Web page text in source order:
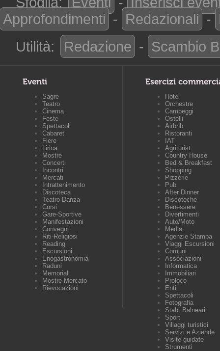
Approfondimenti - Redazionali -
Utilità:
Redazione - Scambio
Eventi
Sagre
Teatro
Cinema
Feste
Spettacoli
Cabaret
Fiere
Lirica
Mostre
Concerti
Incontri
Mercati
Intrattenimento
Discoteca
Teatro-Danza
Corsi
Gare-Sportive
Manifestazioni
Convegni
Riti-Religiosi
Reading
Escursioni
Enogastronomia
Raduni
Memoriali
Mostre-Mercato
Rievocazioni
Esercizi
Hotel
Orchestre
Campeggi
Ostelli
Airbnb
Ristoranti
IAT
Agriturist
Country House
Bed & Breakfast
Shopping
Pizzerie
Pub
After Dinner
Discoteche
Benessere
Divertimenti
Auto/Moto
Media
Agenzie Stampa
Viaggi Escursioni
Comuni
Associazioni
Informatica
Immobiliari
Proloco
Enti
Spettacoli
Fotografia
Stab. Balneari
Sport
Villaggi turistici
Servizi e Aziende
Visite guidate
Strumenti